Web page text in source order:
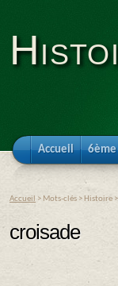
Accueil 6ème
Accueil > Mots-clés > Histoire >
croisade